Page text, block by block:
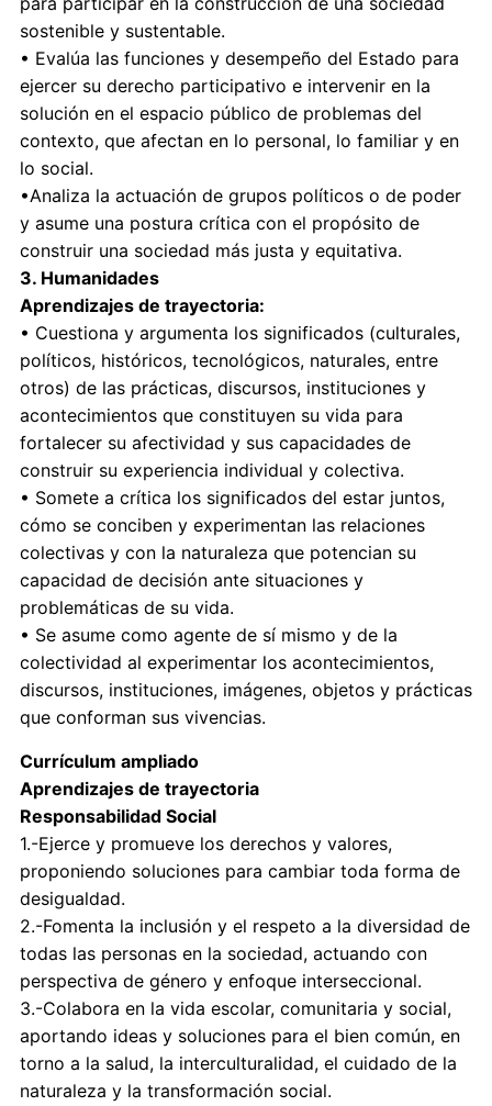
sostenible y sustentable.
• Evalúa las funciones y desempeño del Estado para
ejercer su derecho participativo e intervenir en la
solución en el espacio público de problemas del
contexto, que afectan en lo personal, lo familiar y en
lo social.
•Analiza la actuación de grupos políticos o de poder
y asume una postura crítica con el propósito de
construir una sociedad más justa y equitativa.
3. Humanidades
Aprendizajes de trayectoria:
• Cuestiona y argumenta los significados (culturales,
políticos, históricos, tecnológicos, naturales, entre
otros) de las prácticas, discursos, instituciones y
acontecimientos que constituyen su vida para
fortalecer su afectividad y sus capacidades de
construir su experiencia individual y colectiva.
• Somete a crítica los significados del estar juntos,
cómo se conciben y experimentan las relaciones
colectivas y con la naturaleza que potencian su
capacidad de decisión ante situaciones y
problemáticas de su vida.
• Se asume como agente de sí mismo y de la
colectividad al experimentar los acontecimientos,
discursos, instituciones, imágenes, objetos y prácticas
que conforman sus vivencias.
Currículum ampliado
Aprendizajes de trayectoria
Responsabilidad Social
1.-Ejerce y promueve los derechos y valores,
proponiendo soluciones para cambiar toda forma de
desigualdad.
2.-Fomenta la inclusión y el respeto a la diversidad de
todas las personas en la sociedad, actuando con
perspectiva de género y enfoque interseccional.
3.-Colabora en la vida escolar, comunitaria y social,
aportando ideas y soluciones para el bien común, en
torno a la salud, la interculturalidad, el cuidado de la
naturaleza y la transformación social.